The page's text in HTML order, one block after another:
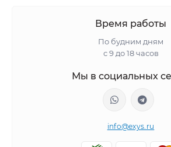
Время работы
По будним дням
с 9 до 18 часов
Мы в социальных
info@exys.ru